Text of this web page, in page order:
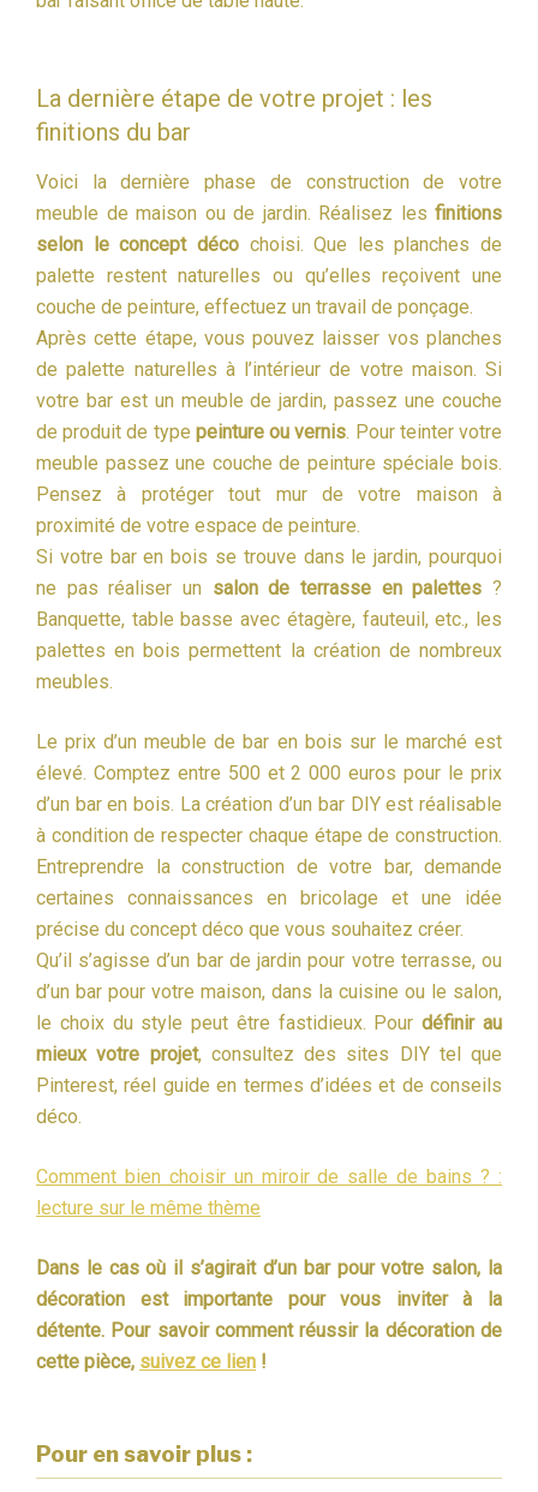
La dernière étape de votre projet : les
finitions du bar
Voici la dernière phase de construction de votre
meuble de maison ou de jardin. Réalisez les finitions
selon le concept décochoisi. Que les planches de
palette restent naturelles ou qu’elles reçoivent une
couche de peinture, effectuez un travail de ponçage.
Après cette étape, vous pouvez laisser vos planches
de palette naturelles à l’intérieur de votre maison. Si
votre bar est un meuble de jardin, passez une couche
de produit de type peinture ou vernis. Pour teinter votre
meuble passez une couche de peinture spéciale bois.
Pensez à protéger tout mur de votre maison à
proximité de votre espace de peinture.
Si votre bar en bois se trouve dans le jardin, pourquoi
ne pas réaliser un salon de terrasse en palettes ?
Banquette, table basse avec étagère, fauteuil, etc., les
palettes en bois permettent la création de nombreux
meubles.
Le prix d’un meuble de bar en bois sur le marché est
élevé. Comptez entre 500 et 2 000 euros pour le prix
d’un bar en bois. La création d’un bar DIY est réalisable
à condition de respecter chaque étape de construction.
Entreprendre la construction de votre bar, demande
certaines connaissances en bricolage et une idée
précise du concept déco que vous souhaitez créer.
Qu’il s’agisse d’un bar de jardin pour votre terrasse, ou
d’un bar pour votre maison, dans la cuisine ou le salon,
le choix du style peut être fastidieux. Pourdéfinir au
mieux votre projet, consultez des sites DIY tel que
Pinterest, réel guide en termes d’idées et de conseils
déco.
Comment bien choisir un miroir de salle de bains ? :
lecture sur le même thème
Dans le cas où il s’agirait d’un bar pour votre salon, la
décoration est importante pour vous inviter à la
détente. Pour savoir comment réussir la décoration de
cette pièce, suivez ce lien !
Pour en savoir plus :